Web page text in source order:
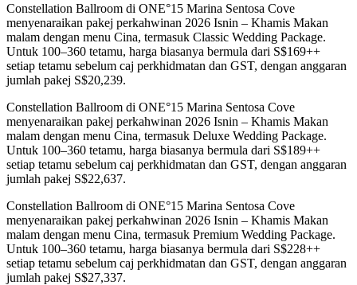
Constellation Ballroom di ONE°15 Marina Sentosa Cove
menyenaraikan pakej perkahwinan 2026 Isnin – Khamis Makan
malam dengan menu Cina, termasuk Classic Wedding Package.
Untuk 100–360 tetamu, harga biasanya bermula dari S$169++
setiap tetamu sebelum caj perkhidmatan dan GST, dengan anggaran
jumlah pakej S$20,239.
Constellation Ballroom di ONE°15 Marina Sentosa Cove
menyenaraikan pakej perkahwinan 2026 Isnin – Khamis Makan
malam dengan menu Cina, termasuk Deluxe Wedding Package.
Untuk 100–360 tetamu, harga biasanya bermula dari S$189++
setiap tetamu sebelum caj perkhidmatan dan GST, dengan anggaran
jumlah pakej S$22,637.
Constellation Ballroom di ONE°15 Marina Sentosa Cove
menyenaraikan pakej perkahwinan 2026 Isnin – Khamis Makan
malam dengan menu Cina, termasuk Premium Wedding Package.
Untuk 100–360 tetamu, harga biasanya bermula dari S$228++
setiap tetamu sebelum caj perkhidmatan dan GST, dengan anggaran
jumlah pakej S$27,337.